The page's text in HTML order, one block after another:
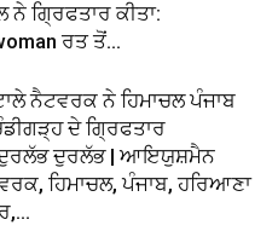
ਨੇ ਗ੍ਰਿਫਤਾਰ ਕੀਤਾ:
ਰਤ ਤੋਂ...
ਨੈਟਵਰਕ ਨੇ ਹਿਮਾਚਲ ਪੰਜਾਬ
ਦੇ ਗ੍ਰਿਫਤਾਰ
ਦੁਰਲੱਭ ਦੁਰਲੱਭ | ਆਇਯੁਸ਼ਮੈਨ
ਹਿਮਾਚਲ, ਪੰਜਾਬ, ਹਰਿਆਣਾ